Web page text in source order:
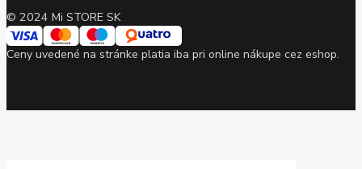
© 2024 Mi STORE SK
Ceny uvedené na stránke platia iba pri online nákupe cez eshop.